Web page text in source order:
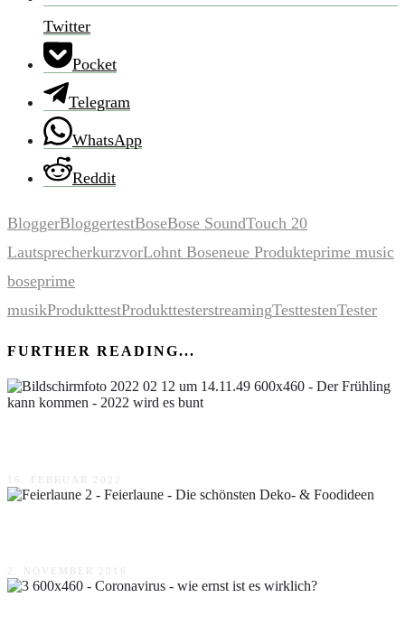
Twitter
Pocket
Telegram
WhatsApp
Reddit
BloggerBloggertestBoseBose SoundTouch 20
LautsprecherkurzvorLohnt Boseneue Produkteprime music
boseprime
musikProdukttestProdukttesterstreamingTesttestenTester
FURTHER READING...
16. FEBRUAR 2022
2. NOVEMBER 2016